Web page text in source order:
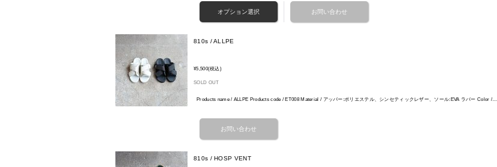
810s / ALLPE
¥5,500(税込)
SOLD OUT
Products name / ALLPE Products code / ET008 Material / アッパー:ポリエステル、シンセティックレザー、ソール:EVA ラバー Color /…
810s / HOSP VENT